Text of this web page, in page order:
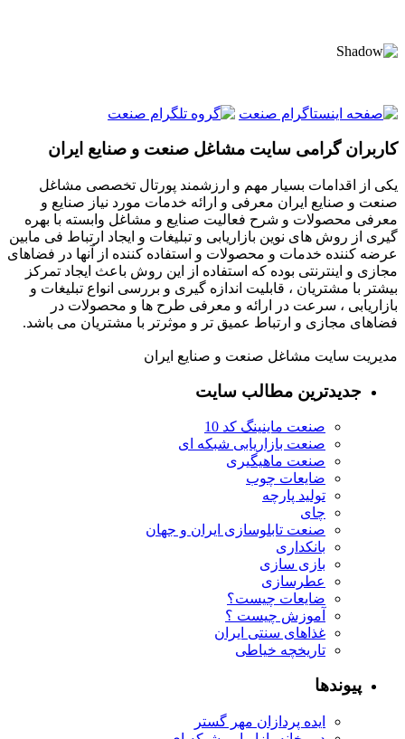
کاربران گرامی سایت مشاغل صنعت و صنایع ایران
یکی از اقدامات بسیار مهم و ارزشمند پورتال تخصصی مشاغل
صنعت و صنایع ایران معرفی و ارائه خدمات مورد نیاز صنایع و
معرفی محصولات و شرح فعالیت صنایع و مشاغل وابسته با بهره
گیری از روش های نوین بازاریابی و تبلیغات و ایجاد ارتباط فی مابین
عرضه کننده خدمات و محصولات و استفاده کننده از آنها در فضاهای
مجازی و اینترنتی بوده که استفاده از این روش باعث ایجاد تمرکز
بیشتر با مشتریان ، قابلیت اندازه گیری و بررسی انواع تبلیغات و
بازاریابی ، سرعت در ارائه و معرفی طرح ها و محصولات در
فضاهای مجازی و ارتباط عمیق تر و موثرتر با مشتریان می باشد.
مدیریت سایت مشاغل صنعت و صنایع ایران
جدیدترین مطالب سایت
صنعت ماینینگ کد 10
صنعت بازاریابی شبکه ای
صنعت ماهیگیری
ضایعات چوب
تولید پارچه
چای
صنعت تابلوسازی ایران و جهان
بانکداری
بازی سازی
عطرسازی
ضایعات چیست؟
آموزش چیست ؟
غذاهای سنتی ایران
تاریخچه خیاطی
پیوندها
ایده پردازان مهر گستر